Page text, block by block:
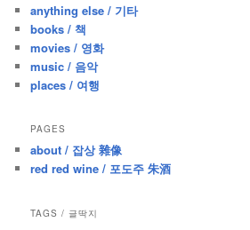
h
anything else / 기타
books / 책
movies / 영화
music / 음악
places / 여행
PAGES
about / 잡상 雜像
red red wine / 포도주 朱酒
TAGS / 글딱지